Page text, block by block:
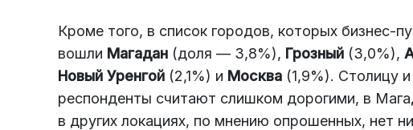
Кроме того, в список городов, которых бизнес-
вошли Магадан (доля — 3,8%), Грозный (3,0%),
Новый Уренгой (2,1%) и Москва (1,9%). Столицу
респонденты считают слишком дорогими, в
в других локациях, по мнению опрошенных, нет